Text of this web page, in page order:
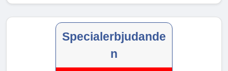
Specialerbjudande
n